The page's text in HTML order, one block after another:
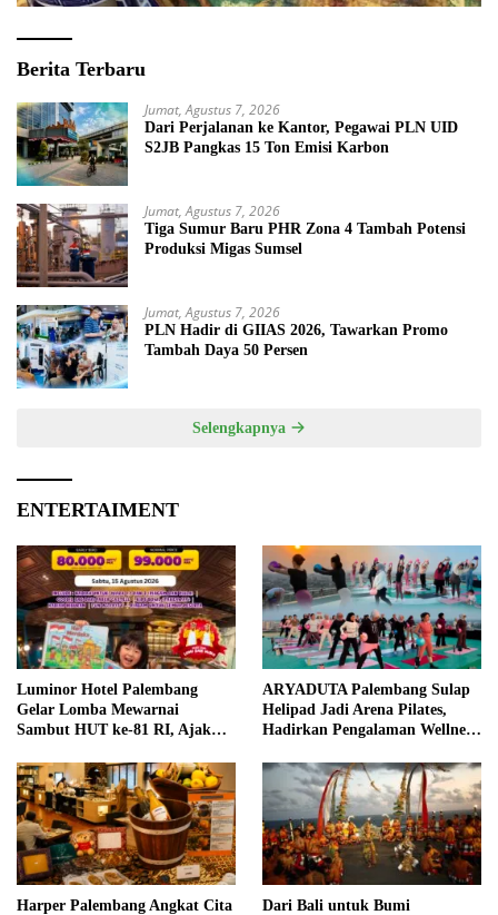
Berita Terbaru
Jumat, Agustus 7, 2026
Dari Perjalanan ke Kantor, Pegawai PLN UID
S2JB Pangkas 15 Ton Emisi Karbon
Jumat, Agustus 7, 2026
Tiga Sumur Baru PHR Zona 4 Tambah Potensi
Produksi Migas Sumsel
Jumat, Agustus 7, 2026
PLN Hadir di GIIAS 2026, Tawarkan Promo
Tambah Daya 50 Persen
Selengkapnya
ENTERTAIMENT
Luminor Hotel Palembang
Gelar Lomba Mewarnai
Sambut HUT ke-81 RI, Ajak
ARYADUTA Palembang Sulap
Helipad Jadi Arena Pilates,
Hadirkan Pengalaman Wellness
Harper Palembang Angkat Cita
Dari Bali untuk Bumi